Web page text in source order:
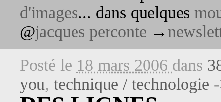
d'images... dans quelques
@jacques perconte →
Posté le 18 mars 2006 dans
you, technique / technologie